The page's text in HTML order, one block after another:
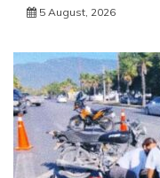
5 August, 2026